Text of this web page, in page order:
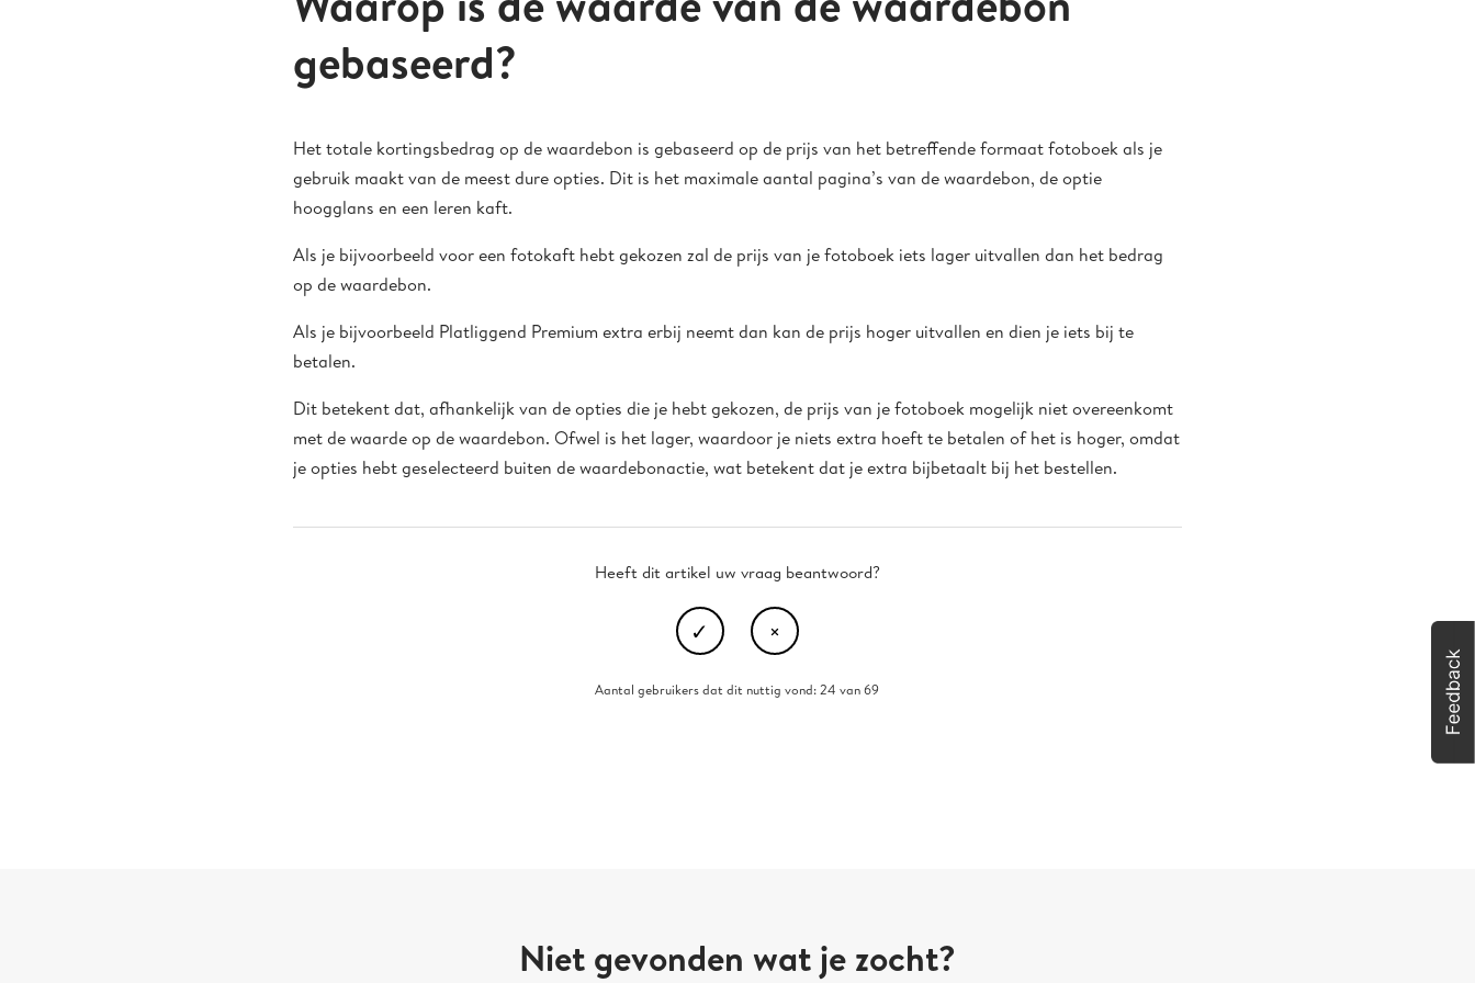
gebaseerd?
Het totale kortingsbedrag op de waardebon is gebaseerd op de prijs van het betreffende formaat fotoboek als je
gebruik maakt van de meest dure opties. Dit is het maximale aantal pagina’s van de waardebon, de optie
hoogglans en een leren kaft.
Als je bijvoorbeeld voor een fotokaft hebt gekozen zal de prijs van je fotoboek iets lager uitvallen dan het bedrag
op de waardebon.
Als je bijvoorbeeld Platliggend Premium extra erbij neemt dan kan de prijs hoger uitvallen en dien je iets bij te
betalen.
Dit betekent dat, afhankelijk van de opties die je hebt gekozen, de prijs van je fotoboek mogelijk niet overeenkomt
met de waarde op de waardebon. Ofwel is het lager, waardoor je niets extra hoeft te betalen of het is hoger, omdat
je opties hebt geselecteerd buiten de waardebonactie, wat betekent dat je extra bijbetaalt bij het bestellen.
Heeft dit artikel uw vraag beantwoord?
Aantal gebruikers dat dit nuttig vond: 24 van 69
Niet gevonden wat je zocht?